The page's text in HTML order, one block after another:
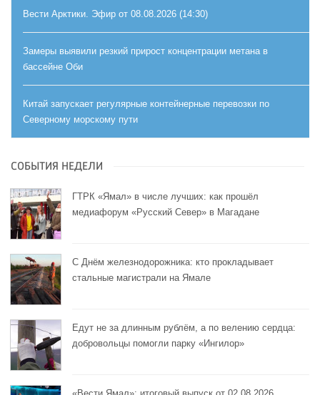
Вести Арктики. Эфир от 08.08.2026 (14:30)
Замеры выявили резкий прирост концентрации метана в
бассейне Оби
Китай запускает регулярные контейнерные перевозки по
Северному морскому пути
СОБЫТИЯ НЕДЕЛИ
ГТРК «Ямал» в числе лучших: как прошёл
медиафорум «Русский Север» в Магадане
С Днём железнодорожника: кто прокладывает
стальные магистрали на Ямале
Едут не за длинным рублём, а по велению сердца:
добровольцы помогли парку «Ингилор»